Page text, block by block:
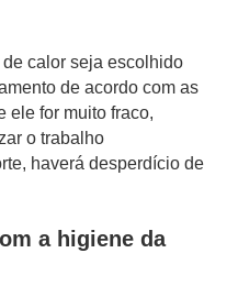
calor seja escolhido
de acordo com as
ele for muito fraco,
o trabalho
haverá desperdício de
a higiene da